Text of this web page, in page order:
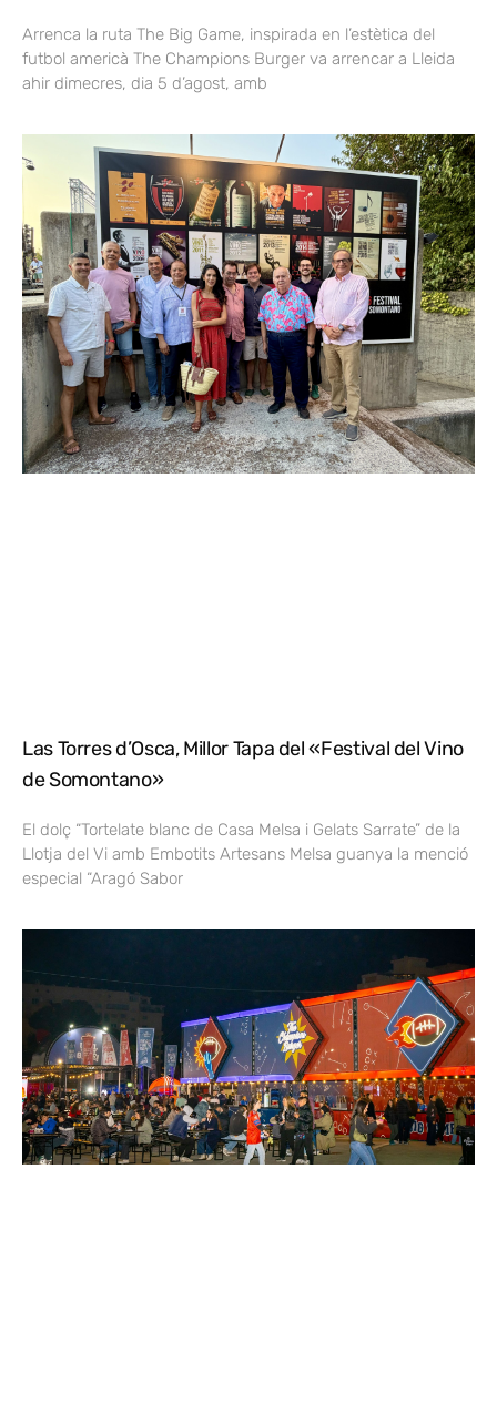
Arrenca la ruta The Big Game, inspirada en l’estètica del
futbol americà The Champions Burger va arrencar a Lleida
ahir dimecres, dia 5 d’agost, amb
Las Torres d’Osca, Millor Tapa del «Festival del Vino
de Somontano»
El dolç “Tortelate blanc de Casa Melsa i Gelats Sarrate” de la
Llotja del Vi amb Embotits Artesans Melsa guanya la menció
especial “Aragó Sabor